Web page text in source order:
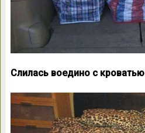
Слилась воедино с кроватью